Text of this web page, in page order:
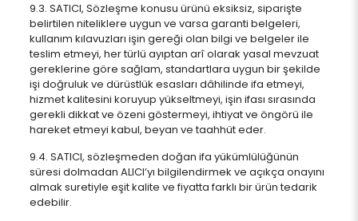
9.3. SATICI, Sözleşme konusu ürünü eksiksiz, siparişte
belirtilen niteliklere uygun ve varsa garanti belgeleri,
kullanım kılavuzları işin gereği olan bilgi ve belgeler ile
teslim etmeyi, her türlü ayıptan arî olarak yasal mevzuat
gereklerine göre sağlam, standartlara uygun bir şekilde
işi doğruluk ve dürüstlük esasları dâhilinde ifa etmeyi,
hizmet kalitesini koruyup yükseltmeyi, işin ifası sırasında
gerekli dikkat ve özeni göstermeyi, ihtiyat ve öngörü ile
hareket etmeyi kabul, beyan ve taahhüt eder.
9.4. SATICI, sözleşmeden doğan ifa yükümlülüğünün
süresi dolmadan ALICI’yı bilgilendirmek ve açıkça onayını
almak suretiyle eşit kalite ve fiyatta farklı bir ürün tedarik
edebilir.